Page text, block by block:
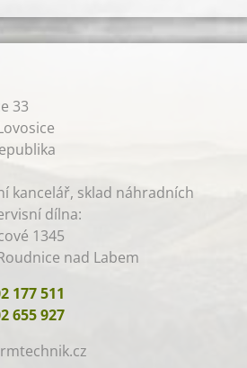
33
kancelář, sklad náhradních
dílna:
1345
nad Labem
177 511
655 927
mtechnik.cz